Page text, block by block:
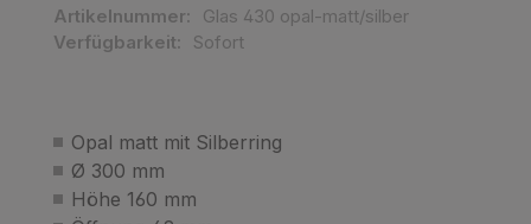
Opal matt mit Silberring
Ø 300 mm
Höhe 160 mm
Artikelnummer:
Glas 430 opal-matt/silber
Verfügbarkeit:
Sofort